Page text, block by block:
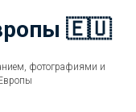
🇪🇺
фотографиями и